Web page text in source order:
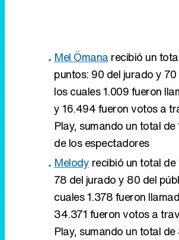
Mel Ömana recibió un
puntos: 90 del jurado y
los cuales 1.009 fueron
y 16.494 fueron votos a
Play, sumando un total
de los espectadores
Melody recibió un total
78 del jurado y 80 del
cuales 1.378 fueron
34.371 fueron votos a
Play, sumando un total